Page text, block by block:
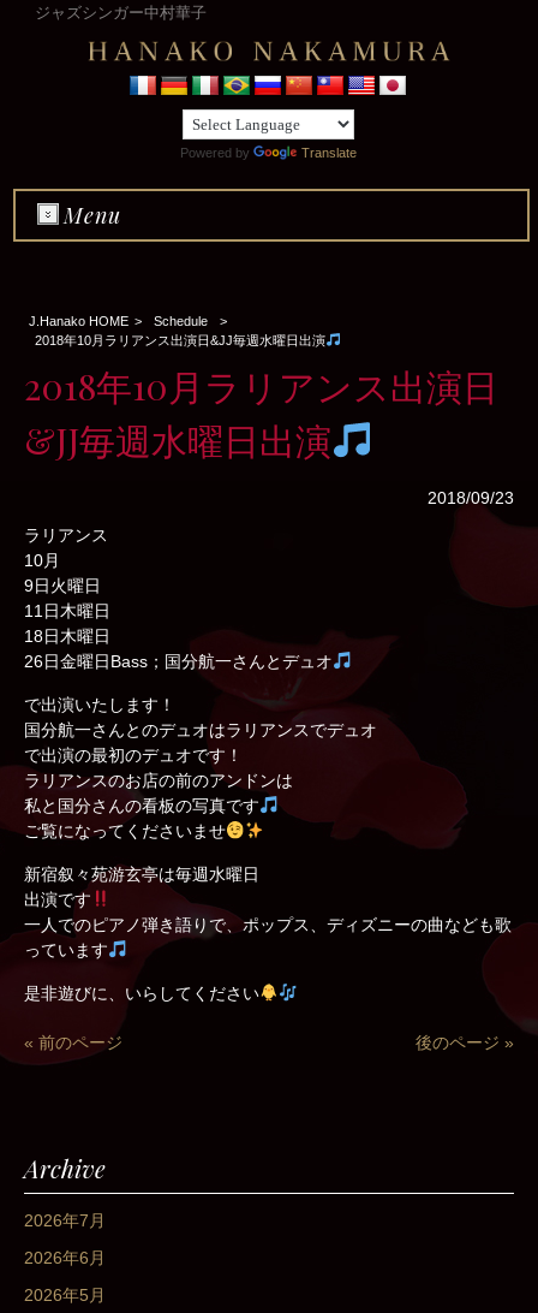
ジャズシンガー中村華子
Powered by Translate
Menu
J.Hanako HOME > Schedule
>
2018年10月ラリアンス出演日&JJ毎週水曜日出演
2018年10月ラリアンス出演日
&JJ毎週水曜日出演
2018/09/23
ラリアンス
10月
9日火曜日
11日木曜日
18日木曜日
26日金曜日Bass；国分航一さんとデュオ
で出演いたします！
国分航一さんとのデュオはラリアンスでデュオ
で出演の最初のデュオです！
ラリアンスのお店の前のアンドンは
私と国分さんの看板の写真です
ご覧になってくださいませ
新宿叙々苑游玄亭は毎週水曜日
出演です
一人でのピアノ弾き語りで、ポップス、ディズニーの曲なども歌
っています
是非遊びに、いらしてください
« 前のページ 後のページ »
Archive
2026年7月
2026年6月
2026年5月